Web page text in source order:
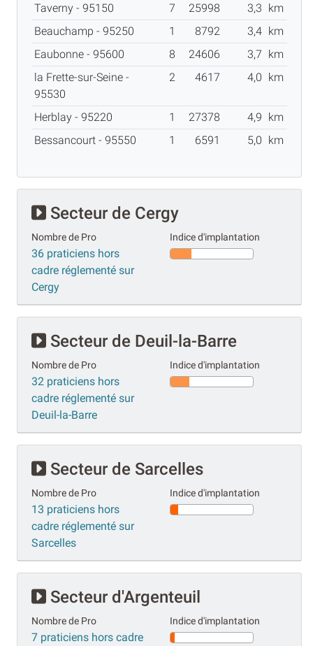
Taverny - 95150
7 25998 3,3 km
Beauchamp - 95250
1 8792 3,4 km
Eaubonne - 95600
8 24606 3,7 km
la Frette-sur-Seine -
95530
2 4617 4,0 km
Herblay - 95220 1 27378 4,9 km
Bessancourt - 95550
1 6591 5,0 km
Secteur de Cergy
Nombre de Pro
36 praticiens hors
cadre réglementé sur
Cergy
Indice d'implantation
Secteur de Deuil-la-Barre
Nombre de Pro
32 praticiens hors
cadre réglementé sur
Deuil-la-Barre
Indice d'implantation
Secteur de Sarcelles
Nombre de Pro
13 praticiens hors
cadre réglementé sur
Sarcelles
Indice d'implantation
Secteur d'Argenteuil
Nombre de Pro
7 praticiens hors cadre
Indice d'implantation